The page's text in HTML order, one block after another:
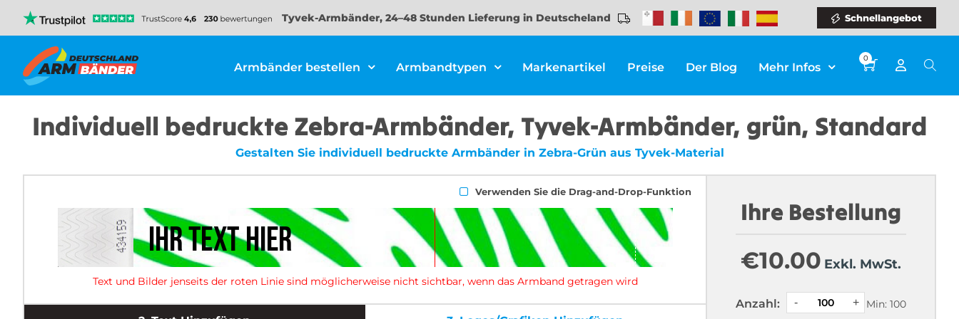
Tyvek-Armbänder, 24–48 Stunden Lieferung in Deutscheland Schnellangebot
Armbänder bestellen Armbandtypen Markenartikel Preise Der Blog Mehr Infos
0
Individuell bedruckte Zebra-Armbänder, Tyvek-Armbänder, grün, Standard
Gestalten Sie individuell bedruckte Armbänder in Zebra-Grün aus Tyvek-Material
Verwenden Sie die Drag-and-Drop-Funktion
Text und Bilder jenseits der roten Linie sind möglicherweise nicht sichtbar, wenn das Armband getragen wird
Ihre Bestellung
€10.00 Exkl. MwSt.
Anzahl: Min: 100